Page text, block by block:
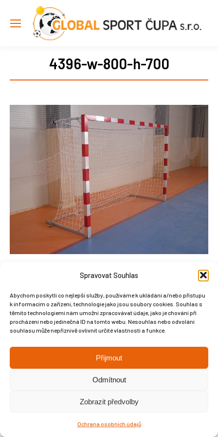
Spravovat Souhlas
Abychom poskytli co nejlepší služby, používáme k ukládání a/nebo přístupu
k informacím o zařízení, technologie jako jsou soubory cookies. Souhlas s
těmito technologiemi nám umožní zpracovávat údaje, jako je chování při
procházení nebo jedinečná ID na tomto webu. Nesouhlas nebo odvolání
souhlasu může nepříznivě ovlivnit určité vlastnosti a funkce.
Přijmout
Odmítnout
Zobrazit předvolby
Ochrana osobních údajů
4396-w-800-h-700
Copyright © Weiron Dynamics, s.r.o. |Tvorba webových stránek
SEO